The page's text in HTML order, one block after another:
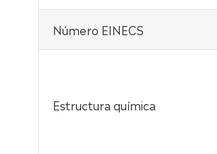
Número EINECS
Estructura química